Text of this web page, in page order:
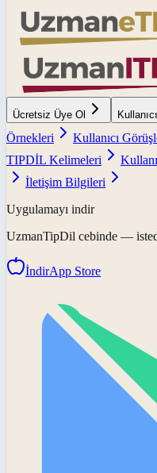
Ücretsiz Üye Ol
Örnekleri
Kullanıcı
TIPDİL Kelimeleri
İletişim Bilgileri
Uygulamayı indir
UzmanTipDil cebinde —
İndirApp Store